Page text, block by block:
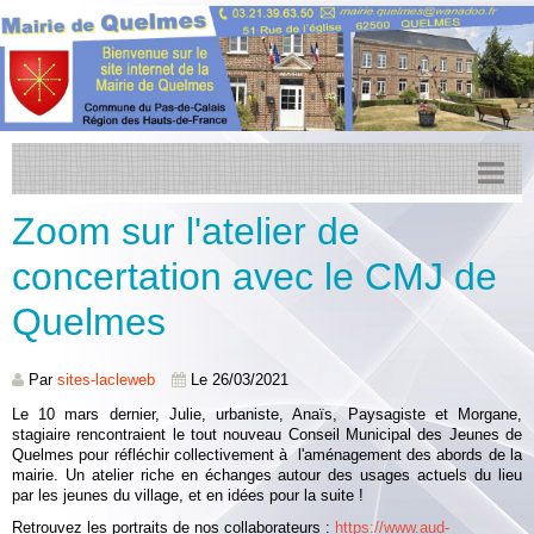
Accueil
Actualités
Facebook
Agenda
CCPL
Urbanisme
Zoom sur l'atelier de
concertation avec le CMJ de
Quelmes
Par sites-lacleweb
Le 26/03/2021
Le 10 mars dernier, Julie, urbaniste, Anaïs, Paysagiste et Morgane,
stagiaire rencontraient le tout nouveau Conseil Municipal des Jeunes de
Quelmes pour réfléchir collectivement à l'aménagement des abords de la
mairie. Un atelier riche en échanges autour des usages actuels du lieu
par les jeunes du village, et en idées pour la suite !
Retrouvez les portraits de nos collaborateurs : https://www.aud-